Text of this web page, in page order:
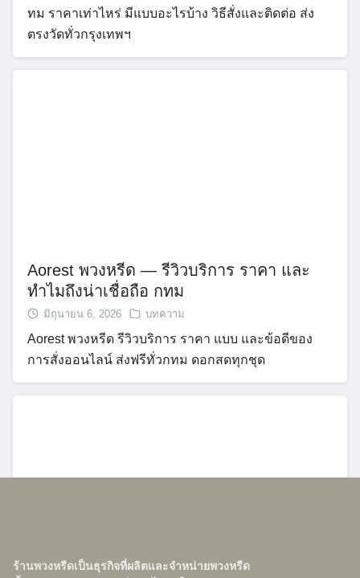
ทม ราคาเท่าไหร่ มีแบบอะไรบ้าง วิธีสั่งและติดต่อ ส่ง
ตรงวัดทั่วกรุงเทพฯ
Aorest พวงหรีด — รีวิวบริการ ราคา และ
ทำไมถึงน่าเชื่อถือ กทม
มิถุนายน 6, 2026 บทความ
Aorest พวงหรีด รีวิวบริการ ราคา แบบ และข้อดีของ
การสั่งออนไลน์ ส่งฟรีทั่วกทม ดอกสดทุกชุด
ร้านพวงหรีดเป็นธุรกิจที่ผลิตและจำหน่ายพวงหรีด